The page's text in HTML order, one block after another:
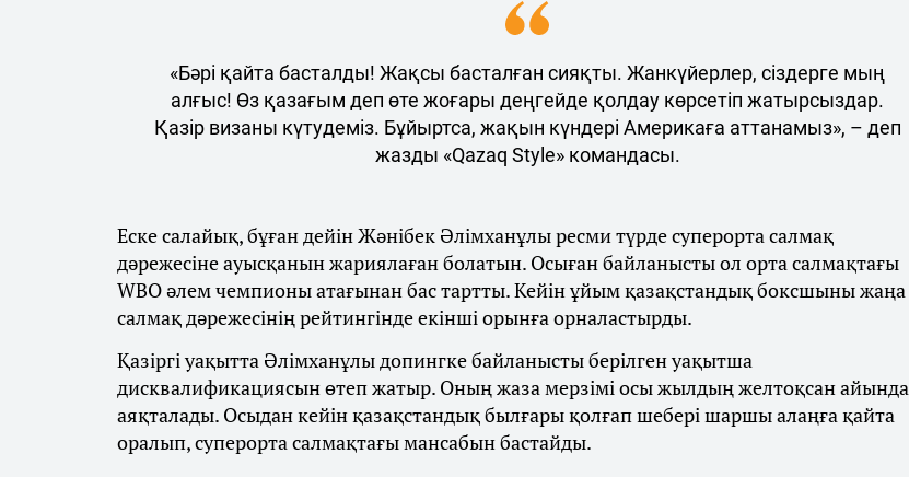
«Бәрі қайта басталды! Жақсы басталған сияқты. Жанкүйерлер, сіздерге мың
алғыс! Өз қазағым деп өте жоғары деңгейде қолдау көрсетіп жатырсыздар.
Қазір визаны күтудеміз. Бұйыртса, жақын күндері Америкаға аттанамыз», – деп
жазды «Qazaq Style» командасы.
Еске салайық, бұған дейін Жәнібек Әлімханұлы ресми түрде суперорта салмақ
дәрежесіне ауысқанын жариялаған болатын. Осыған байланысты ол орта салмақтағы
WBO әлем чемпионы атағынан бас тартты. Кейін ұйым қазақстандық боксшыны жаңа
салмақ дәрежесінің рейтингінде екінші орынға орналастырды.
Қазіргі уақытта Әлімханұлы допингке байланысты берілген уақытша
дисквалификациясын өтеп жатыр. Оның жаза мерзімі осы жылдың желтоқсан айында
аяқталады. Осыдан кейін қазақстандық былғары қолғап шебері шаршы алаңға қайта
оралып, суперорта салмақтағы мансабын бастайды.